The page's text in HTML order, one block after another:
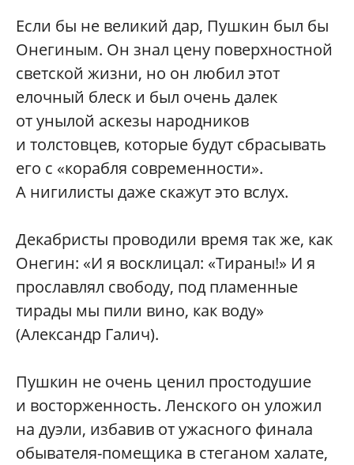
Если бы не великий дар, Пушкин был бы
Онегиным. Он знал цену поверхностной
светской жизни, но он любил этот
елочный блеск и был очень далек
от унылой аскезы народников
и толстовцев, которые будут сбрасывать
его с «корабля современности».
А нигилисты даже скажут это вслух.
Декабристы проводили время так же, как
Онегин: «И я восклицал: «Тираны!» И я
прославлял свободу, под пламенные
тирады мы пили вино, как воду»
(Александр Галич).
Пушкин не очень ценил простодушие
и восторженность. Ленского он уложил
на дуэли, избавив от ужасного финала
обывателя-помещика в стеганом халате,